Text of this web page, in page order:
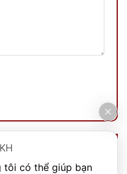
tôi có thể giúp bạn